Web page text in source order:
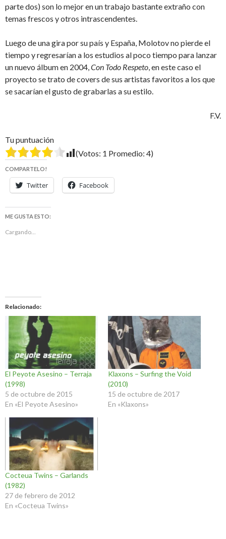
parte dos) son lo mejor en un trabajo bastante extraño con
temas frescos y otros intrascendentes.
Luego de una gira por su país y España, Molotov no pierde el
tiempo y regresarían a los estudios al poco tiempo para lanzar
un nuevo álbum en 2004,Con Todo Respeto, en este caso el
proyecto se trato de covers de sus artistas favoritos a los que
se sacarían el gusto de grabarlas a su estilo.
F.V.
Tu puntuación
(Votos: 1 Promedio: 4)
COMPARTELO!
Twitter Facebook
ME GUSTA ESTO:
Cargando...
Relacionado
El Peyote Asesino – Terraja
(1998)
5 de octubre de 2015
En «El Peyote Asesino»
Klaxons – Surfing the Void
(2010)
15 de octubre de 2017
En «Klaxons»
Cocteua Twins – Garlands
(1982)
27 de febrero de 2012
En «Cocteua Twins»